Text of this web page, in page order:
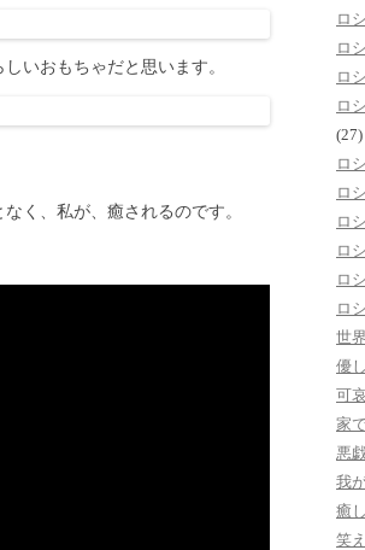
いおもちゃだと思います。
く、私が、癒されるのです。
ロ
ロ
ロ
ロ
(27)
ロ
ロ
ロ
ロ
ロ
ロ
世
優
可
家
悪
我
癒
笑